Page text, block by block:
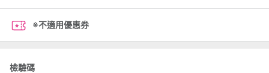
※不適用優惠券
檢驗碼